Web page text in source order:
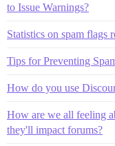
to Issue Warnings?
Statistics on spam flags
Tips for Preventing
How do you use
How are we all feeling
they'll impact forums?